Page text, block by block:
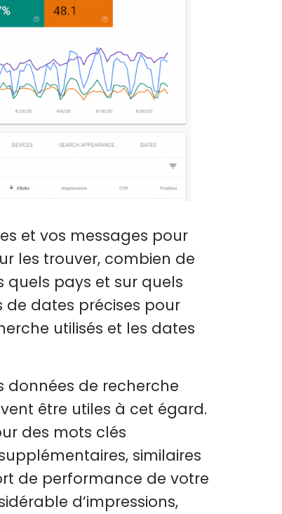
et vos messages pour
les trouver, combien de
quels pays et sur quels
de dates précises pour
utilisés et les dates
données de recherche
être utiles à cet égard.
des mots clés
similaires
de performance de votre
d’impressions,